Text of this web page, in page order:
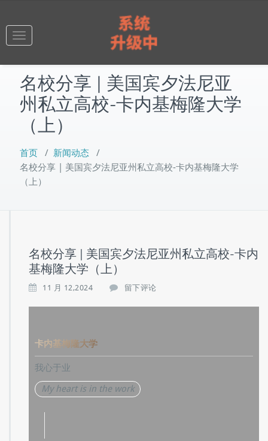
Toggle
名校分享 | 美国宾夕法尼亚
州私立高校-卡内基梅隆大学
（上）
首页 / 新闻动态 /
名校分享 | 美国宾夕法尼亚州私立高校-卡内基梅隆大学
（上）
名校分享 | 美国宾夕法尼亚州私立高校-卡内
基梅隆大学（上）
11 月 12,2024 留下评论
卡内基梅隆大学
我心于业
My heart is in the work